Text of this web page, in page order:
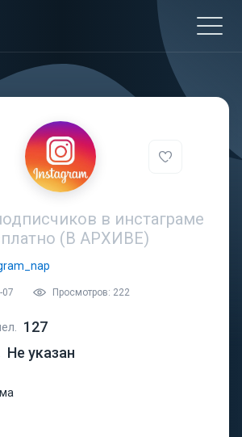
в инстаграме
(В АРХИВЕ)
07 Просмотров: 222
127
Не указан